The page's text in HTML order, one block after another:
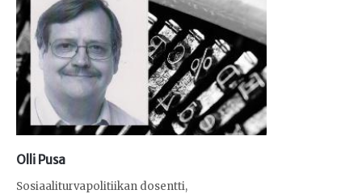
Olli Pusa
Sosiaaliturvapolitiikan dosentti,